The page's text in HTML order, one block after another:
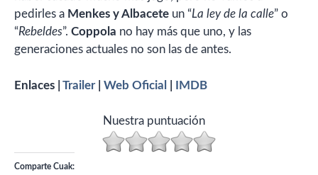
pedirles a Menkes y Albacete un “La ley de la calle” o
“Rebeldes”. Coppola no hay más que uno, y las
generaciones actuales no son las de antes.
Enlaces | Trailer| Web Oficial IMDB
Nuestra puntuación
Comparte Cuak: